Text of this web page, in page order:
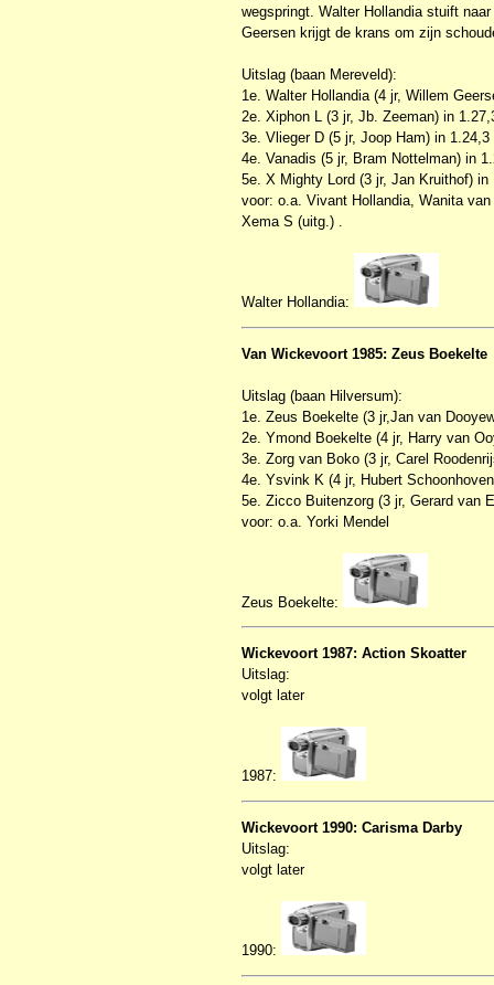
wegspringt. Walter Hollandia stuift
Geersen krijgt de krans om zijn
Uitslag (baan Mereveld):
1e. Walter Hollandia (4 jr, Willem
2e. Xiphon L (3 jr, Jb. Zeeman) in
3e. Vlieger D (5 jr, Joop Ham) in 1.24,3
4e. Vanadis (5 jr, Bram Nottelman) in
5e. X Mighty Lord (3 jr, Jan Kruithof) in
voor: o.a. Vivant Hollandia, Wanita
Xema S (uitg.) .
Walter Hollandia:
Van Wickevoort 1985: Zeus Boekelte
Uitslag (baan Hilversum):
1e. Zeus Boekelte (3 jr,Jan van
2e. Ymond Boekelte (4 jr, Harry van
3e. Zorg van Boko (3 jr, Carel
4e. Ysvink K (4 jr, Hubert
5e. Zicco Buitenzorg (3 jr, Gerard van
voor: o.a. Yorki Mendel
Zeus Boekelte:
Wickevoort 1987: Action Skoatter
Uitslag:
volgt later
1987:
Wickevoort 1990: Carisma Darby
Uitslag:
volgt later
1990: